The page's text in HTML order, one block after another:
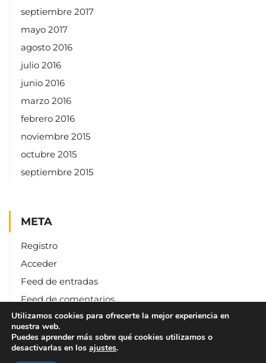
septiembre 2017
mayo 2017
agosto 2016
julio 2016
junio 2016
marzo 2016
febrero 2016
noviembre 2015
octubre 2015
septiembre 2015
META
Registro
Acceder
Feed de entradas
Feed de comentarios
WordPress.org
Utilizamos cookies para ofrecerte la mejor experiencia en
nuestra web.
Puedes aprender más sobre qué cookies utilizamos o
desactivarlas en los ajustes.